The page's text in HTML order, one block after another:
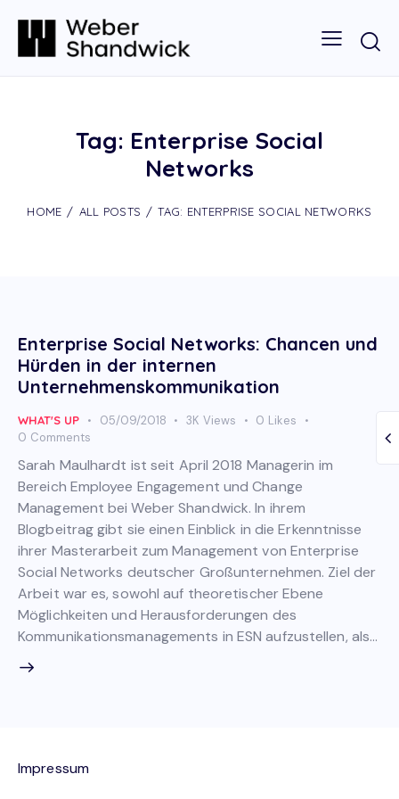
Tag: Enterprise Social
Networks
HOME ALL POSTS TAG: ENTERPRISE SOCIAL NETWORKS
Enterprise Social Networks: Chancen und
Hürden in der internen
Unternehmenskommunikation
WHAT'S UP 05/09/2018 3K Views 0 Likes
0 Comments
Sarah Maulhardt ist seit April 2018 Managerin im
Bereich Employee Engagement und Change
Management bei Weber Shandwick. In ihrem
Blogbeitrag gibt sie einen Einblick in die Erkenntnisse
ihrer Masterarbeit zum Management von Enterprise
Social Networks deutscher Großunternehmen. Ziel der
Arbeit war es, sowohl auf theoretischer Ebene
Möglichkeiten und Herausforderungen des
Kommunikationsmanagements in ESN aufzustellen, als…
Impressum